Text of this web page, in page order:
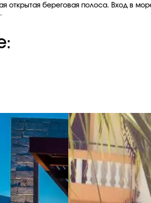
береговая полоса. Вход в